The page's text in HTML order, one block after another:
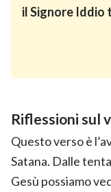
il Signore Iddio
Riflessioni sul
Questo verso è
Satana. Dalle
Gesù possiamo